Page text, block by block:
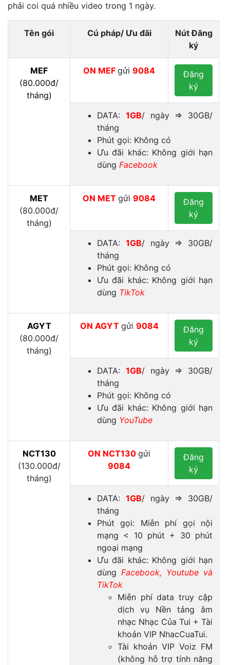
phải coi quá nhiều video trong 1 ngày.
Tên gói Cú pháp/ Ưu đãi
Nút Đăng
ký
MEF
(80.000đ/
tháng)
ON MEF gửi 9084
Đăng
ký
DATA: 1GB/ ngày ⇒ 30GB/
tháng
Phút gọi: Không có
Ưu đãi khác: Không giới hạn
dùng Facebook
MET
(80.000đ/
tháng)
ON MET gửi 9084
Đăng
ký
DATA: 1GB/ ngày ⇒ 30GB/
tháng
Phút gọi: Không có
Ưu đãi khác: Không giới hạn
dùng TikTok
AGYT
(80.000đ/
tháng)
ON AGYT gửi 9084
Đăng
ký
DATA: 1GB/ ngày ⇒ 30GB/
tháng
Phút gọi: Không có
Ưu đãi khác: Không giới hạn
dùng YouTube
NCT130
(130.000đ/
tháng)
ON NCT130 gửi
9084
Đăng
ký
DATA: 1GB/ ngày ⇒ 30GB/
tháng
Phút gọi: Miễn phí gọi nội
mạng < 10 phút + 30 phút
ngoại mạng
Ưu đãi khác: Không giới hạn
dùng Facebook, Youtube và
TikTok
Miễn phí data truy cập
dịch vụ Nền tảng âm
nhạc Nhạc Của Tui + Tài
khoản VIP NhacCuaTui.
Tài khoản VIP Voiz FM
(không hỗ trợ tính năng